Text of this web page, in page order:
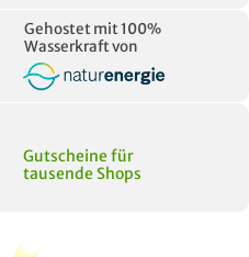
Gehostet mit 100%
Wasserkraft von
Gutscheine für
tausende Shops